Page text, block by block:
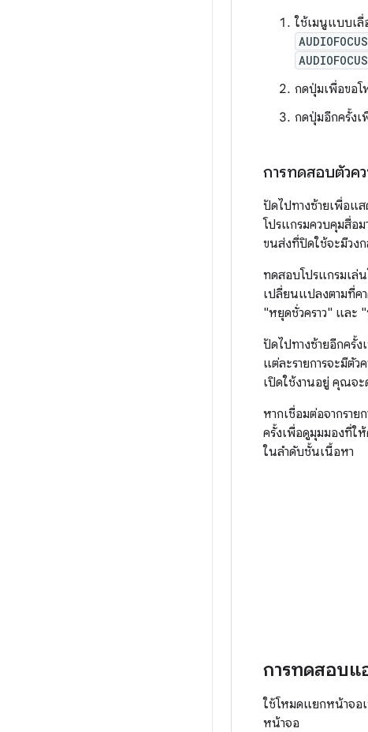
ใช้เมนูแบบเ
กดปุ่มเพื่อขอโ
กดปุ่มอีกครั้งเ
การทดสอบตัวค
ปัดไปทางซ้ายเพื่อแ
โปรแกรมควบคุมสื่อ
ขนส่งที่ปิดใช้จะมีวง
ทดสอบโปรแกรมเล่น
เปลี่ยนแปลงตามที่ค
"หยุดชั่วคราว" และ
ปัดไปทางซ้ายอีกครั้ง
แต่ละรายการจะมีตั
เปิดใช้งานอยู่ คุณจะ
หากเชื่อมต่อจากราย
ครั้งเพื่อดูมุมมองที่ใ
ในลําดับชั้นเนื้อหา
การทดสอบแ
ใช้โหมดแยกหน้าจอ
หน้าจอ